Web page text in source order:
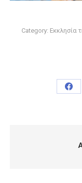
Category: Εκκλησία